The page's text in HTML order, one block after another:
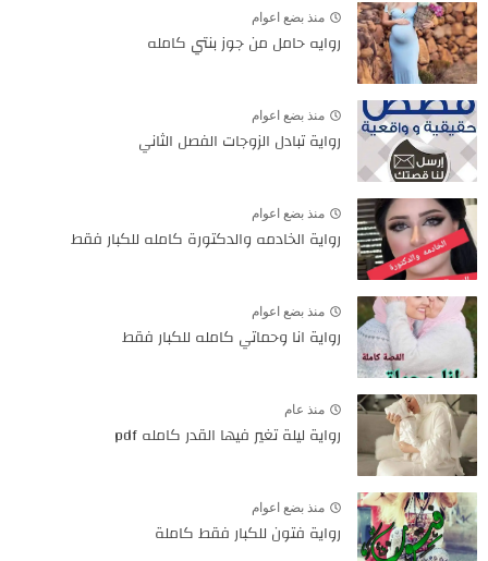
منذ بضع اعوام
روايه حامل من جوز بنتي كامله
منذ بضع اعوام
رواية تبادل الزوجات الفصل الثاني
منذ بضع اعوام
رواية الخادمه والدكتورة كامله للكبار فقط
منذ بضع اعوام
رواية انا وحماتي كامله للكبار فقط
منذ عام
رواية ليلة تغير فيها القدر كامله pdf
منذ بضع اعوام
رواية فتون للكبار فقط كاملة